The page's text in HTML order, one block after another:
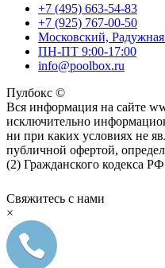
+7 (495) 663-54-83
+7 (925) 767-00-50
Московский, Радужная
ПН-ПТ 9:00-17:00
info@poolbox.ru
Пулбокс ©
Вся информация на сайте
исключительно
ни при каких условиях не
публичной офертой,
(2) Гражданского кодекса
Свяжитесь с нами
×